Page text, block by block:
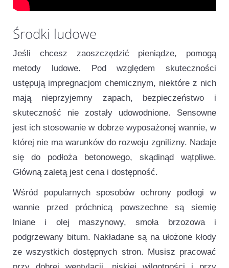
Przydatne wideo
Środki ludowe
Jeśli chcesz zaoszczędzić pieniądze, pomogą
metody ludowe. Pod względem skuteczności
ustępują impregnacjom chemicznym, niektóre z nich
mają nieprzyjemny zapach, bezpieczeństwo i
skuteczność nie zostały udowodnione. Sensowne
jest ich stosowanie w dobrze wyposażonej wannie, w
której nie ma warunków do rozwoju zgnilizny. Nadaje
się do podłoża betonowego, skądinąd wątpliwe.
Główną zaletą jest cena i dostępność.
Wśród popularnych sposobów ochrony podłogi w
wannie przed próchnicą powszechne są siemię
lniane i olej maszynowy, smoła brzozowa i
podgrzewany bitum. Nakładane są na ułożone kłody
ze wszystkich dostępnych stron. Musisz pracować